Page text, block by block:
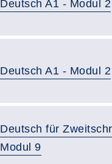
Deutsch A1 - Modul 2
Deutsch A1 - Modul 2
Deutsch für
Modul 9